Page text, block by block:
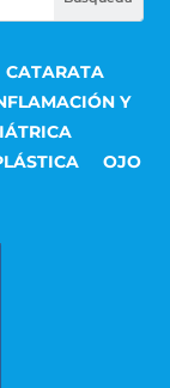
CATARATA
Y
OJO